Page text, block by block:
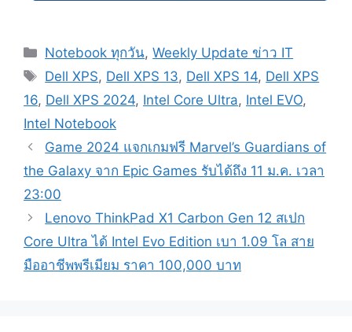
Categories
Notebook ทุกวัน,Weekly Update ข่าว IT
Tags
Dell XPS, Dell XPS 13, Dell XPS 14, Dell XPS
16, Dell XPS 2024, Intel Core Ultra, Intel EVO,
Intel Notebook
Post
navigation
Game 2024 แจกเกมฟรี Marvel’s Guardians of
the Galaxy จาก Epic Games รับได้ถึง 11 ม.ค. เวลา
23:00
Lenovo ThinkPad X1 Carbon Gen 12 สเปก
Core Ultra ได้ Intel Evo Edition เบา 1.09 โล สาย
มืออาชีพพรีเมียม ราคา 100,000 บาท